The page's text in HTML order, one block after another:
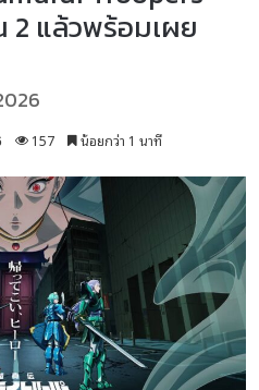
2 แล้วพร้อมเผย
157 น้อยกว่า 1 นาที